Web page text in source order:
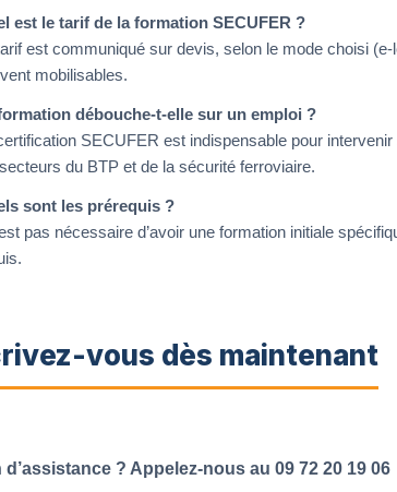
est le tarif de la formation SECUFER ?
est communiqué sur devis, selon le mode choisi
mobilisables.
débouche-t-elle sur un emploi ?
SECUFER est indispensable pour
du BTP et de la sécurité ferroviaire.
sont les prérequis ?
pas nécessaire d’avoir une formation initiale
vous dès maintenant
d’assistance ? Appelez-nous au 09 72 20 19 06